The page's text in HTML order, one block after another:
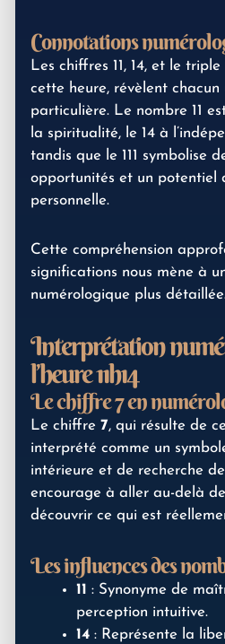
Connotations
Les chiffres 11, 14, et le triple
cette heure, révèlent
particulière. Le nombre 11
la spiritualité, le 14 à
tandis que le 111 symbolise
opportunités et un potentiel
personnelle.
Cette compréhension
significations nous mène à
numérologique plus
Interprétation
l’heure 11h14
Le chiffre 7 en
Le chiffre 7, qui résulte de
interprété comme un
intérieure et de recherche de
encourage à aller au-delà
découvrir ce qui est
Les influences des
11 : Synonyme de
perception intuitive.
14 : Représente la